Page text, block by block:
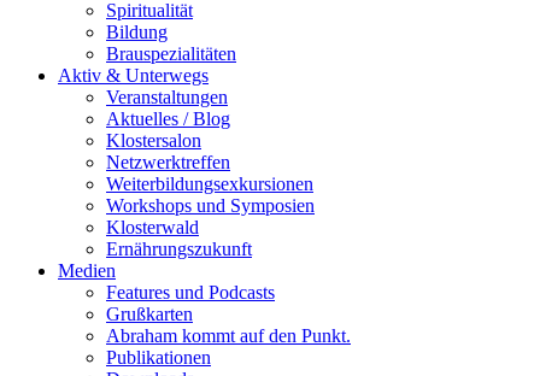
Spiritualität
Bildung
Brauspezialitäten
Aktiv & Unterwegs
Veranstaltungen
Aktuelles / Blog
Klostersalon
Netzwerktreffen
Weiterbildungsexkursionen
Workshops und Symposien
Klosterwald
Ernährungszukunft
Medien
Features und Podcasts
Grußkarten
Abraham kommt auf den Punkt.
Publikationen